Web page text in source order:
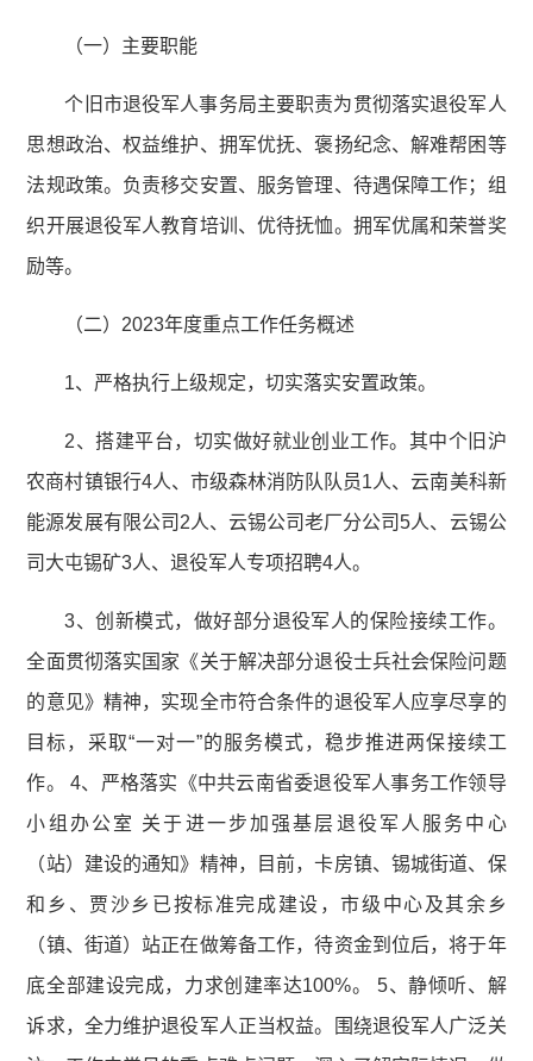
（一）主要职能
个旧市退役军人事务局主要职责为贯彻落实退役军人
思想政治、权益维护、拥军优抚、褒扬纪念、解难帮困等
法规政策。负责移交安置、服务管理、待遇保障工作；组
织开展退役军人教育培训、优待抚恤。拥军优属和荣誉奖
励等。
（二）2023年度重点工作任务概述
1、严格执行上级规定，切实落实安置政策。
2、搭建平台，切实做好就业创业工作。其中个旧沪
农商村镇银行4人、市级森林消防队队员1人、云南美科新
能源发展有限公司2人、云锡公司老厂分公司5人、云锡公
司大屯锡矿3人、退役军人专项招聘4人。
3、创新模式，做好部分退役军人的保险接续工作。
全面贯彻落实国家《关于解决部分退役士兵社会保险问题
的意见》精神，实现全市符合条件的退役军人应享尽享的
目标，采取“一对一”的服务模式，稳步推进两保接续工
作。 4、严格落实《中共云南省委退役军人事务工作领导
小组办公室 关于进一步加强基层退役军人服务中心
（站）建设的通知》精神，目前，卡房镇、锡城街道、保
和乡、贾沙乡已按标准完成建设，市级中心及其余乡
（镇、街道）站正在做筹备工作，待资金到位后，将于年
底全部建设完成，力求创建率达100%。 5、静倾听、解
诉求，全力维护退役军人正当权益。围绕退役军人广泛关